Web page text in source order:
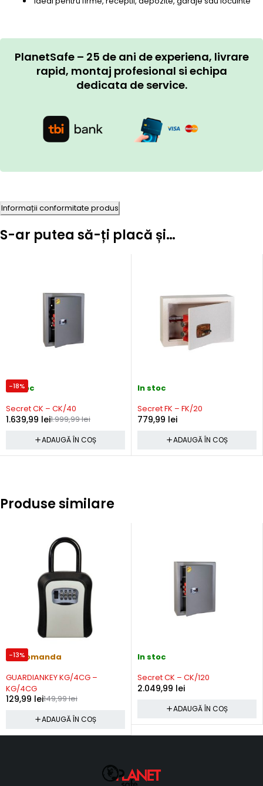
PlanetSafe – 25 de ani de experiena, livrare
rapid, montaj profesional si echipa
dedicata de service.
Informații conformitate produs
S-ar putea să-ți placă și…
-18%
In stoc
Secret CK – CK/40
1.999,99lei
1.639,99 lei
ADAUGĂ ÎN COȘ
In stoc
Secret FK – FK/20
779,99 lei
ADAUGĂ ÎN COȘ
Produse similare
-13%
Precomanda
GUARDIANKEY KG/4CG –
KG/4CG
149,99lei
129,99 lei
ADAUGĂ ÎN COȘ
In stoc
Secret CK – CK/120
2.049,99 lei
ADAUGĂ ÎN COȘ